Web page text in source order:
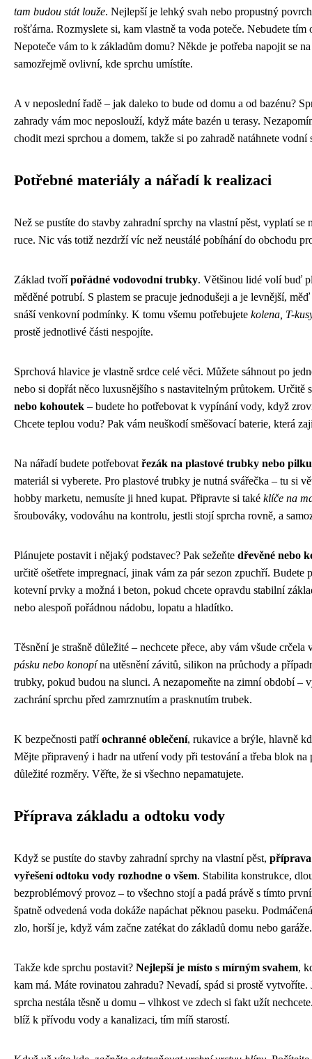
tam budou stát louže. Nejlepší je lehký svah nebo propustný
rošťárna. Rozmyslete si, kam vlastně ta voda poteče. Nebudete tím
Nepoteče vám to k základům domu? Někde je potřeba napojit se
samozřejmě ovlivní, kde sprchu umístíte.
A v neposlední řadě – jak daleko to bude od domu a od bazénu?
zahrady vám moc neposlouží, když máte bazén u terasy.
chodit mezi sprchou a domem, takže si po zahradě natáhnete vodní
Potřebné materiály a nářadí k realizaci
Než se pustíte do stavby zahradní sprchy na vlastní pěst, vyplatí se
ruce. Nic vás totiž nezdrží víc než neustálé pobíhání do obchodu
Základ tvořípořádné vodovodní trubky. Většinou lidé volí buď
měděné potrubí. S plastem se pracuje jednodušeji a je levnější,
snáší venkovní podmínky. K tomu všemu potřebujete kolena, T-
prostě jednotlivé části nespojíte.
Sprchová hlavice je vlastně srdce celé věci. Můžete sáhnout po
nebo si dopřát něco luxusnějšího s nastavitelným průtokem. Určitě
nebo kohoutek – budete ho potřebovat k vypínání vody, když
Chcete teplou vodu? Pak vám neuškodí směšovací baterie, která
Na nářadí budete potřebovat řezák na plastové trubky nebo
materiál si vyberete. Pro plastové trubky je nutná svářečka – tu si
hobby marketu, nemusíte ji hned kupat. Připravte si také klíče na
šroubováky, vodováhu na kontrolu, jestli stojí sprcha rovně, a
Plánujete postavit i nějaký podstavec? Pak sežeňte dřevěné nebo
určitě ošetřete impregnací, jinak vám za pár sezon zpuchří. Budete
kotevní prvky a možná i beton, pokud chcete opravdu stabilní
nebo alespoň pořádnou nádobu, lopatu a hladítko.
Těsnění je strašně důležité – nechcete přece, aby vám všude
pásku nebo konopína utěsnění závitů, silikon na průchody a
trubky, pokud budou na slunci. A nezapomeňte na zimní období –
zachrání sprchu před zamrznutím a prasknutím trubek.
K bezpečnosti patříochranné oblečení, rukavice a brýle, hlavně
Mějte připravený i hadr na utření vody při testování a třeba blok na
důležité rozměry. Věřte, že si všechno nepamatujete.
Příprava základu a odtoku vody
Když se pustíte do stavby zahradní sprchy na vlastní pěst, příprava
vyřešení odtoku vody rozhodne o všem. Stabilita konstrukce,
bezproblémový provoz – to všechno stojí a padá právě s tímto
špatně odvedená voda dokáže napáchat pěknou paseku.
zlo, horší je, když vám začne zatékat do základů domu nebo garáže.
Takže kde sprchu postavit? Nejlepší je místo s mírným svahem,
kam má. Máte rovinatou zahradu? Nevadí, spád si prostě vytvoříte.
sprcha nestála těsně u domu – vlhkost ve zdech si fakt užít
blíž k přívodu vody a kanalizaci, tím míň starostí.